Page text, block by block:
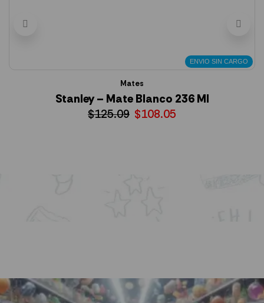
ENVIO SIN CARGO
Mates
Stanley – Mate Blanco 236 Ml
$125.09 $108.05